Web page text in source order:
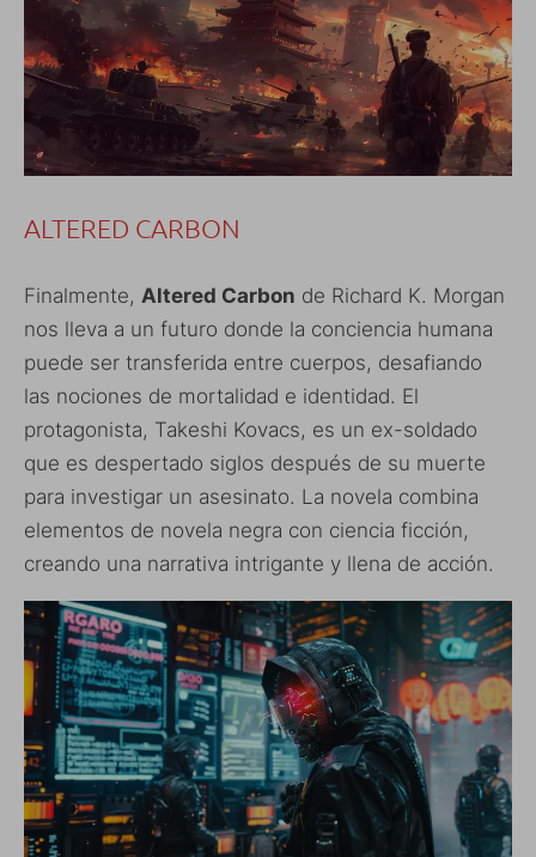
ALTERED CARBON
Finalmente, Altered Carbon de Richard K. Morgan
nos lleva a un futuro donde la conciencia humana
puede ser transferida entre cuerpos, desafiando
las nociones de mortalidad e identidad. El
protagonista, Takeshi Kovacs, es un ex-soldado
que es despertado siglos después de su muerte
para investigar un asesinato. La novela combina
elementos de novela negra con ciencia ficción,
creando una narrativa intrigante y llena de acción.